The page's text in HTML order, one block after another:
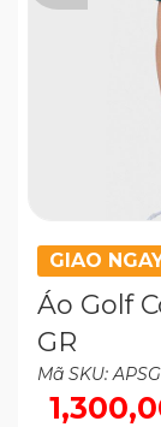
GIAO
Áo Golf
GR
Mã SKU: